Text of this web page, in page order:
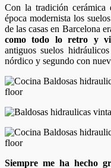
Con la tradición cerámica
época modernista los
de las casas en Barcelona
como todo lo retro y
antiguos suelos
nórdico y segundo con
Siempre me ha hecho